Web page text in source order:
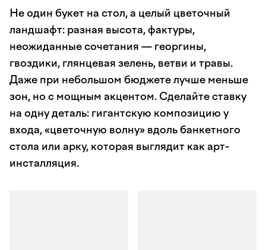
Не один букет на стол, а целый цветочный
ландшафт: разная высота, фактуры,
неожиданные сочетания — георгины,
гвоздики, глянцевая зелень, ветви и травы.
Даже при небольшом бюджете лучше меньше
зон, но с мощным акцентом. Сделайте ставку
на одну деталь: гигантскую композицию у
входа, «цветочную волну» вдоль банкетного
стола или арку, которая выглядит как арт-
инсталляция.